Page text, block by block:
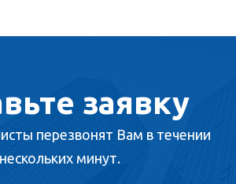
заявку
перезвонят Вам в течении
нескольких минут.